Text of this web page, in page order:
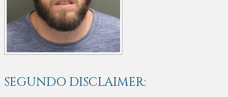
SEGUNDO DISCLAIMER: